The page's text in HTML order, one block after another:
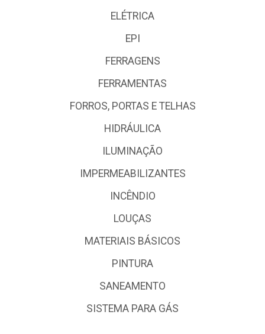
ELÉTRICA
EPI
FERRAGENS
FERRAMENTAS
FORROS, PORTAS E TELHAS
HIDRÁULICA
ILUMINAÇÃO
IMPERMEABILIZANTES
INCÊNDIO
LOUÇAS
MATERIAIS BÁSICOS
PINTURA
SANEAMENTO
SISTEMA PARA GÁS